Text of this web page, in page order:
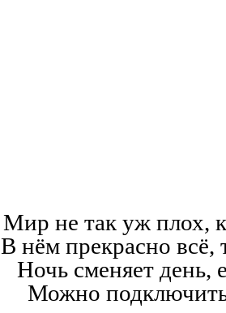
Мир не так уж плох,
В нём прекрасно всё,
Ночь сменяет день,
Можно